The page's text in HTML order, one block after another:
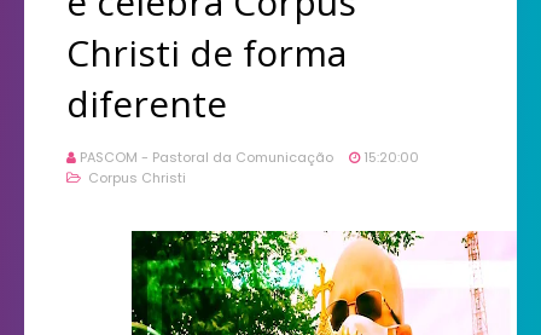
Christi de forma
diferente
PASCOM - Pastoral da Comunicação
15:20:00
Corpus Christi